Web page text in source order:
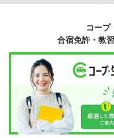
コープ
合宿免許・教